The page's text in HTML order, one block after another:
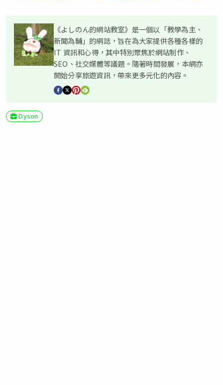
《よしのん的網站教室》是一個以「教學為主、
新聞為輔」的網誌，旨在為大家提供各種各樣的
IT 資訊和心得，其中特別聚焦於網站制作、
SEO、社交媒體等議題。隨著時間發展，本網亦
開始分享旅遊資訊，帶來更多元化的內容。
Dyson